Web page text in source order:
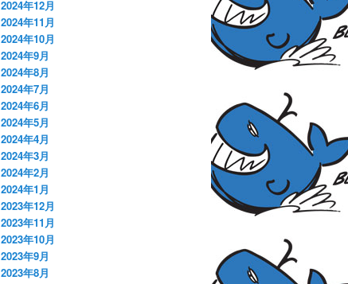
2024年12月
2024年11月
2024年10月
2024年9月
2024年8月
2024年7月
2024年6月
2024年5月
2024年4月
2024年3月
2024年2月
2024年1月
2023年12月
2023年11月
2023年10月
2023年9月
2023年8月